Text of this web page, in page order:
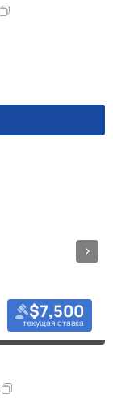
$7,500
текущая ставка